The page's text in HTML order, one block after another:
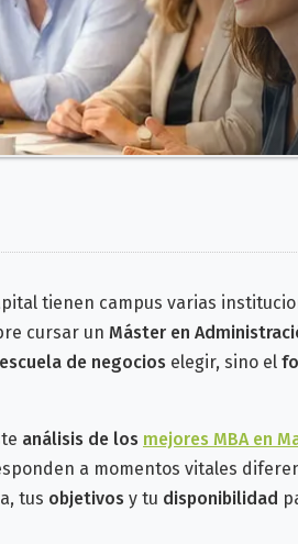
tienen campus varias
cursar un Máster en
escuela de negocios elegir, sino el
análisis de los mejores MBA en
a momentos vitales
tus objetivos y tu disponibilidad